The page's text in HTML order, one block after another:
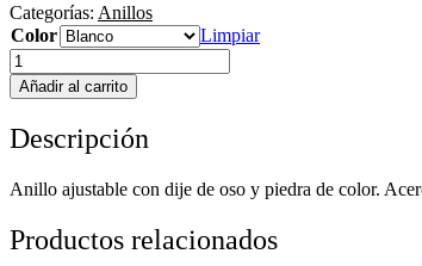
Categorías: Anillos
Color
Limpiar
Anillo
Oso
Ajustable
Añadir al carrito
Descripción
Anillo ajustable con dije de oso y piedra de color.
Productos relacionados